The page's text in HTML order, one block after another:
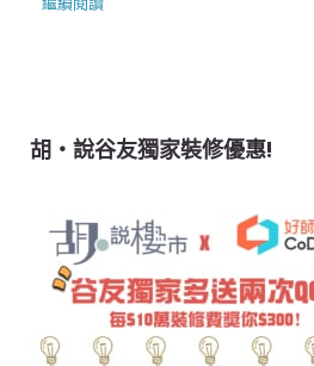
胡‧說谷友獨家裝修優惠!